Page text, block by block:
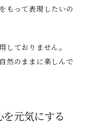
もって表現したいの
しておりません。
然のままに楽しんで
元気にする